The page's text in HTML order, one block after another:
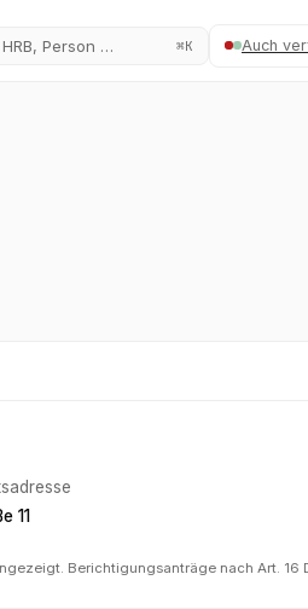
Person … ⌘K Auch
11
Berichtigungsanträge nach Art. 16